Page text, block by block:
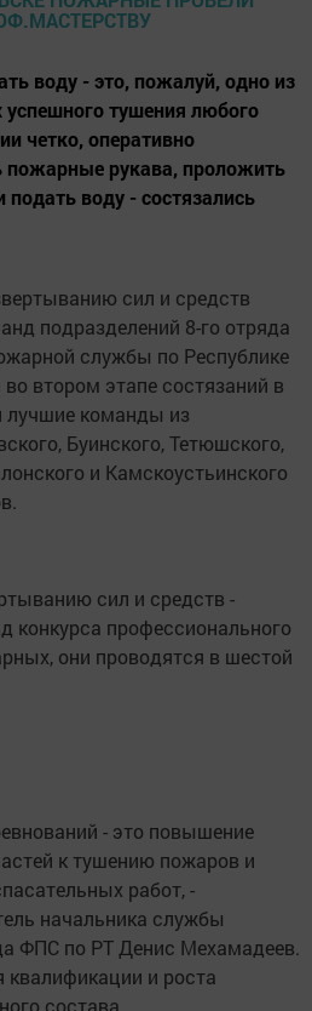
воду - это, пожалуй, одно из
тушения любого
четко, оперативно
пожарные рукава, проложить
воду - состязались
сил и средств
подразделений 8-го отряда
службы по Республике
втором этапе состязаний в
лучшие команды из
Буинского, Тетюшского,
и Камскоустьинского
сил и средств -
конкурса профессионального
они проводятся в шестой
- это повышение
к тушению пожаров и
работ, -
начальника службы
ФПС по РТ Денис Мехамадеев.
и роста
состава,